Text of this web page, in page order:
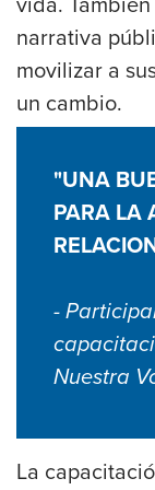
narrativa
movilizar a
un cambio.
"UNA
PARA LA
-
Nuestra
La